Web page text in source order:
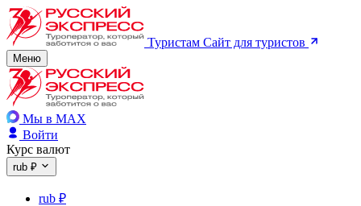
Туристам Сайт для туристов
Меню
Мы в MAX
Войти
Курс валют
rub ₽
rub ₽